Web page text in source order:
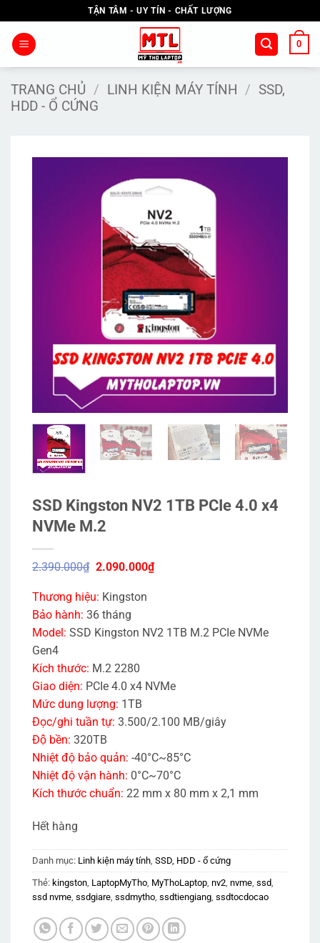
qua
nội
TẬN TÂM - UY TÍN - CHẤT LƯỢNG
0
TRANG CHỦ / LINH KIỆN MÁY TÍNH / SSD,
HDD - Ổ CỨNG
SSD Kingston NV2 1TB PCIe 4.0 x4
NVMe M.2
2.390.000₫ Giá
là:
2.390.000₫.
2.090.000₫Giá
hiện
Thương hiệu: Kingston
Bảo hành: 36 tháng
Model: SSD Kingston NV2 1TB M.2 PCIe NVMe
Gen4
Kích thước: M.2 2280
Giao diện: PCIe 4.0 x4 NVMe
Mức dung lượng: 1TB
Đọc/ghi tuần tự: 3.500/2.100 MB/giây
Độ bền: 320TB
Nhiệt độ bảo quản: -40°C~85°C
Nhiệt độ vận hành: 0°C~70°C
Kích thước chuẩn: 22 mm x 80 mm x 2,1 mm
Hết hàng
Danh mục: Linh kiện máy tính, SSD, HDD - ổ cứng
Thẻ: kingston, LaptopMyTho, MyThoLaptop, nv2, nvme, ssd,
ssd nvme, ssdgiare, ssdmytho, ssdtiengiang, ssdtocdocao